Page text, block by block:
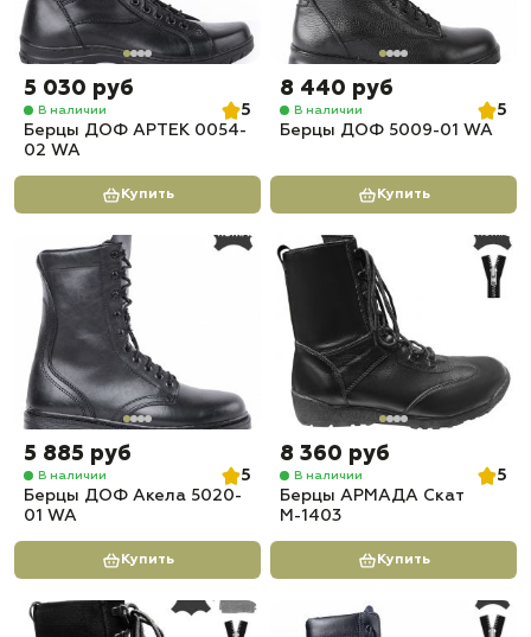
5 030 руб
В наличии
5
Берцы ДОФ АРТЕК 0054-
02 WA
Купить
8 440 руб
В наличии
5
Берцы ДОФ 5009-01 WA
Купить
5 885 руб
В наличии
5
Берцы ДОФ Акела 5020-
01 WA
Купить
8 360 руб
В наличии
5
Берцы АРМАДА Скат
М-1403
Купить